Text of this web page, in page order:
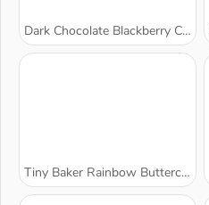
Dark Chocolate Blackberry Cheesecake: Sara's Cooking Class
Tiny Baker Rainbow Buttercream Cake